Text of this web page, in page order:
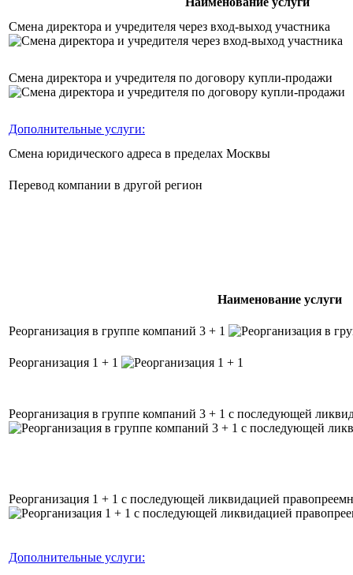
Смена директора и учредителя через вход-выход участника
Смена директора и учредителя по договору купли-продажи
Дополнительные услуги:
Смена юридического адреса в пределах Москвы
Перевод компании в другой регион
Наименование услуги
Реорганизация в группе компаний 3 + 1
Реорганизация 1 + 1
Реорганизация в группе компаний 3 + 1 с последующей
Реорганизация 1 + 1 с последующей ликвидацией
Дополнительные услуги: